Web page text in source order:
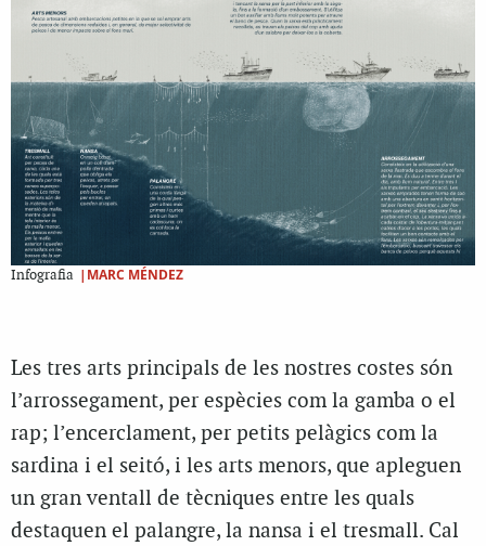
Infografia |MARC MÉNDEZ
Les tres arts principals de les nostres costes són
l’arrossegament, per espècies com la gamba o el
rap; l’encerclament, per petits pelàgics com la
sardina i el seitó, i les arts menors, que apleguen
un gran ventall de tècniques entre les quals
destaquen el palangre, la nansa i el tresmall. Cal